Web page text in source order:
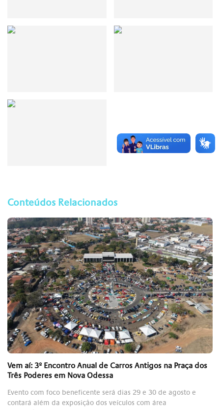
Conteúdos Relacionados
Vem aí: 3º Encontro Anual de Carros Antigos na Praça dos
Três Poderes em Nova Odessa
Evento com foco beneficente será dias 29 e 30 de agosto e
contará além da exposição dos veículos com área